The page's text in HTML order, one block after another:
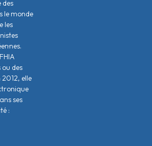
des
le monde
les
des
2012, elle
ses
: